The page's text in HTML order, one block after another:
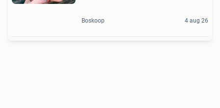
Boskoop 4 aug 26